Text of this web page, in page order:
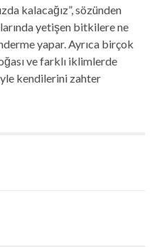
kalacağız”, sözünden
yetişen bitkilere ne
yapar. Ayrıca birçok
ve farklı iklimlerde
kendilerini zahter